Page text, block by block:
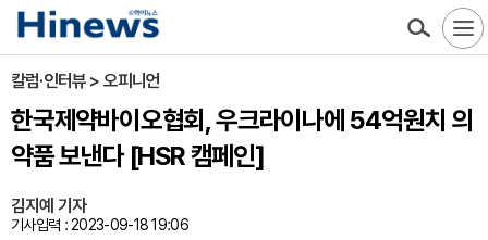
칼럼·인터뷰 > 오피니언
한국제약바이오협회, 우크라이나에 54억원치 의
약품 보낸다 [HSR 캠페인]
김지예 기자
기사입력 : 2023-09-18 19:06